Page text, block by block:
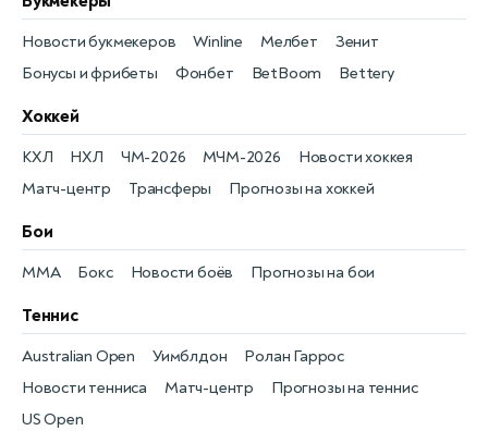
Бонусы и фрибеты
Новости букмекеров
Фонбет
Winline
BetBoom
Мелбет
Bettery
Зенит
Хоккей
Новости хоккея
КХЛ
Матч-центр
НХЛ
Трансферы
ЧМ-2026
Прогнозы на хоккей
МЧМ-2026
Бои
Новости боёв
MMA Прогнозы на бои
Бокс
Теннис
Новости тенниса
Australian Open
Матч-центр
Уимблдон
Прогнозы на теннис
Ролан Гаррос
US Open